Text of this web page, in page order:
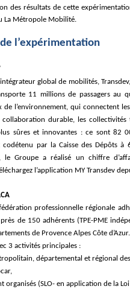
des résultats de cette
La Métropole Mobilité.
l’expérimentation
global de mobilités,
11 millions de passagers au
de l’environnement, qui connectent
collaboration durable, les
sûres et innovantes : ce sont 82
codétenu par la Caisse des Dépôts
le Groupe a réalisé un chiffre
l’application MY Transdev
professionnelle régionale
de 150 adhérents (TPE-PME
de Provence Alpes Côte
3 activités principales :
départemental et régional
organisés (SLO- en application de la